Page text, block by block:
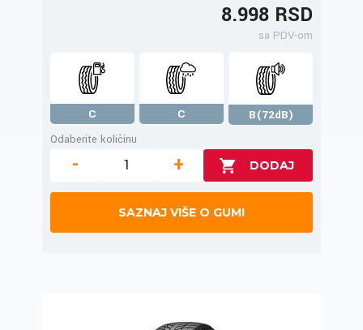
8.998 RSD
sa PDV-om
C C
B(72dB)
Odaberite količinu
- +
SAZNAJ VIŠE O GUMI